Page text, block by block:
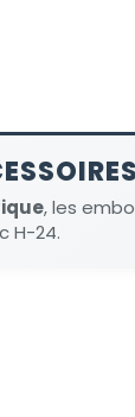
, les
H-24.